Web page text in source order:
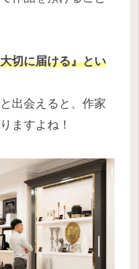
切に届ける』とい
出会えると、作家
ますよね！